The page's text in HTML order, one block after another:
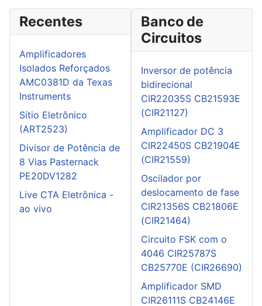
Recentes
Amplificadores
Isolados Reforçados
AMC0381D da Texas
Instruments
Sítio Eletrônico
(ART2523)
Divisor de Potência de
8 Vias Pasternack
PE20DV1282
Live CTA Eletrônica -
ao vivo
Banco de
Circuitos
Inversor de potência
bidirecional
CIR22035S CB21593E
(CIR21127)
Amplificador DC 3
CIR22450S CB21904E
(CIR21559)
Oscilador por
deslocamento de fase
CIR21356S CB21806E
(CIR21464)
Circuito FSK com o
4046 CIR25787S
CB25770E (CIR26690)
Amplificador SMD
CIR26111S CB24146E